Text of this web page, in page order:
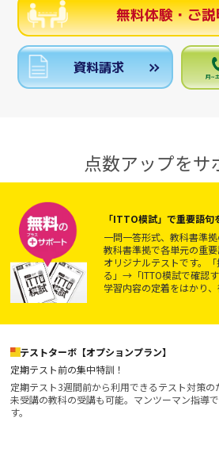
無料体験・ご
資料請求 月～
点数アップをサ
「ITTO模試」で重要語句
一問一答形式、教科書準
教科書準拠で各単元の重
オリジナルテストです。
る」→「ITTO模試で確認
学習内容の定着をはかり、
テストターボ【オプションプラン】
定期テスト前の集中特訓！
定期テスト3週間前から利用できるテスト対策
未受講の教科の受講も可能。マンツーマン指導
す。